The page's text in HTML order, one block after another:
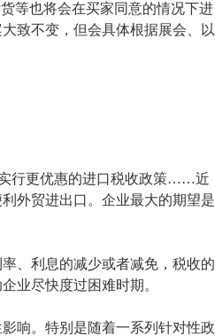
等也将会在买家同意的情况下进
致不变，但会具体根据展会、以
行更优惠的进口税收政策……近
外贸进出口。企业最大的期望是
、利息的减少或者减免，税收的
业尽快度过困难时期。
响。特别是随着一系列针对性政